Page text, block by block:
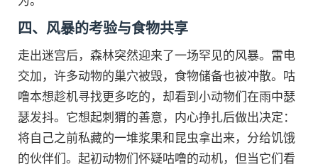
四、风暴的考验与食物共享
走出迷宫后，森林突然迎来了一场罕见的风暴。雷电
交加，许多动物的巢穴被毁，食物储备也被冲散。咕
噜本想趁机寻找更多吃的，却看到小动物们在雨中瑟
瑟发抖。它想起刺猬的善意，内心挣扎后做出决定：
将自己之前私藏的一堆浆果和昆虫拿出来，分给饥饿
的伙伴们。起初动物们怀疑咕噜的动机，但当它们看